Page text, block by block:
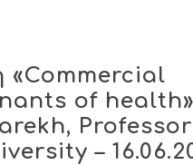
«Commercial
of
Professor
–